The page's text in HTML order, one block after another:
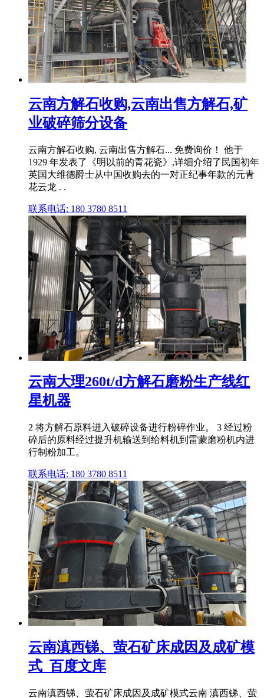
云南方解石收购,云南出售方解石,矿
业破碎筛分设备
云南方解石收购, 云南出售方解石... 免费询价！ 他于
1929 年发表了《明以前的青花瓷》,详细介绍了民国初年
英国大维德爵士从中国收购去的一对正纪事年款的元青
花云龙 . .
联系电话: 180 3780 8511
云南大理260t/d方解石磨粉生产线红
星机器
2 将方解石原料进入破碎设备进行粉碎作业。 3 经过粉
碎后的原料经过提升机输送到给料机到雷蒙磨粉机内进
行制粉加工。
联系电话: 180 3780 8511
云南滇西锑、萤石矿床成因及成矿模
式_百度文库
云南滇西锑、萤石矿床成因及成矿模式云南 滇西锑、萤